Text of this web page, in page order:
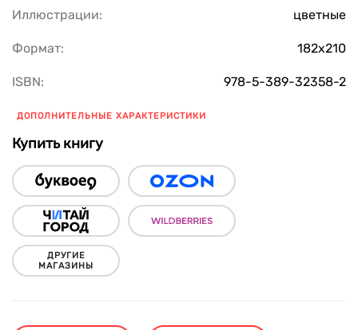
Иллюстрации: цветные
Формат: 182х210
ISBN: 978-5-389-32358-2
ДОПОЛНИТЕЛЬНЫЕ ХАРАКТЕРИСТИКИ
Купить книгу
ДРУГИЕ
МАГАЗИНЫ